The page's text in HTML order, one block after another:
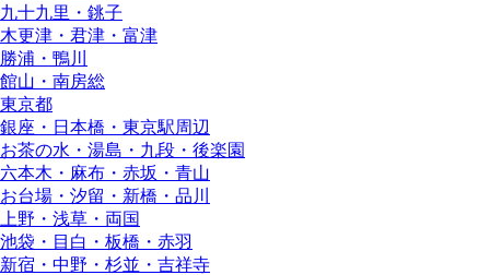
九十九里・銚子
木更津・君津・富津
勝浦・鴨川
館山・南房総
東京都
銀座・日本橋・東京駅周辺
お茶の水・湯島・九段・後楽園
六本木・麻布・赤坂・青山
お台場・汐留・新橋・品川
上野・浅草・両国
池袋・目白・板橋・赤羽
新宿・中野・杉並・吉祥寺